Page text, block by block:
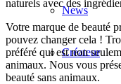
News
Créateur
naturels avec des
Votre marque de beauté
pouvez changer cela !
préféré qui est non
animaux. Nous vous
beauté sans animaux.